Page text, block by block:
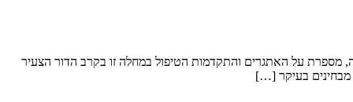
כללית בחיפה, מספרת על האתגרים והתקדמות הטיפול במחלה זו בקרב הדור הצעיר